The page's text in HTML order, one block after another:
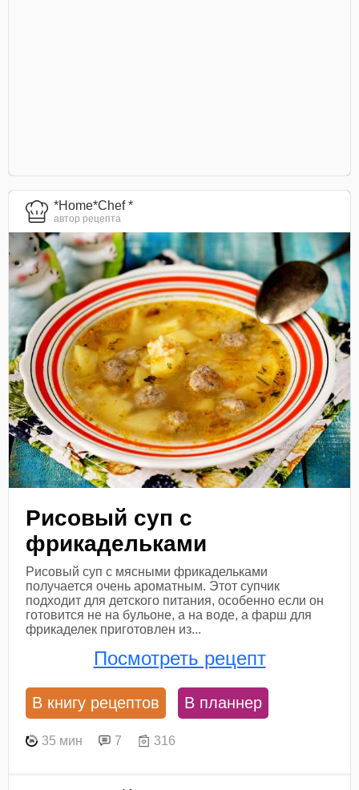
*Home*Chef *
автор рецепта
Рисовый суп с
фрикадельками
Рисовый суп с мясными фрикадельками
получается очень ароматным. Этот супчик
подходит для детского питания, особенно если он
готовится не на бульоне, а на воде, а фарш для
фрикаделек приготовлен из...
Посмотреть рецепт
В книгу рецептов В планнер
35 мин 7 316